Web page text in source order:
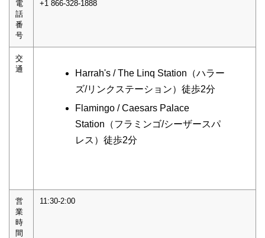
電
話
番
号
+1 866-328-1888
交
通
Harrah's / The Linq Station（ハラー
ズ/リンクステーション）徒歩2分
Flamingo / Caesars Palace
Station（フラミンゴ/シーザースパ
レス）徒歩2分
営
業
時
間
11:30-2:00